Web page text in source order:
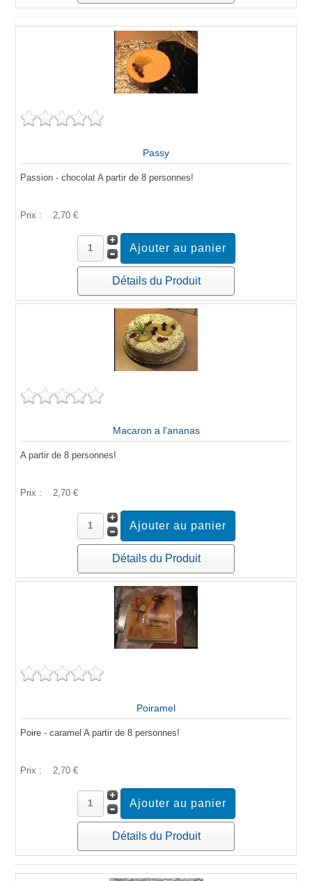
Passy
Passion - chocolat A partir de 8 personnes!
Prix : 2,70 €
Détails du Produit
Macaron a l'ananas
A partir de 8 personnes!
Prix : 2,70 €
Détails du Produit
Poiramel
Poire - caramel A partir de 8 personnes!
Prix : 2,70 €
Détails du Produit